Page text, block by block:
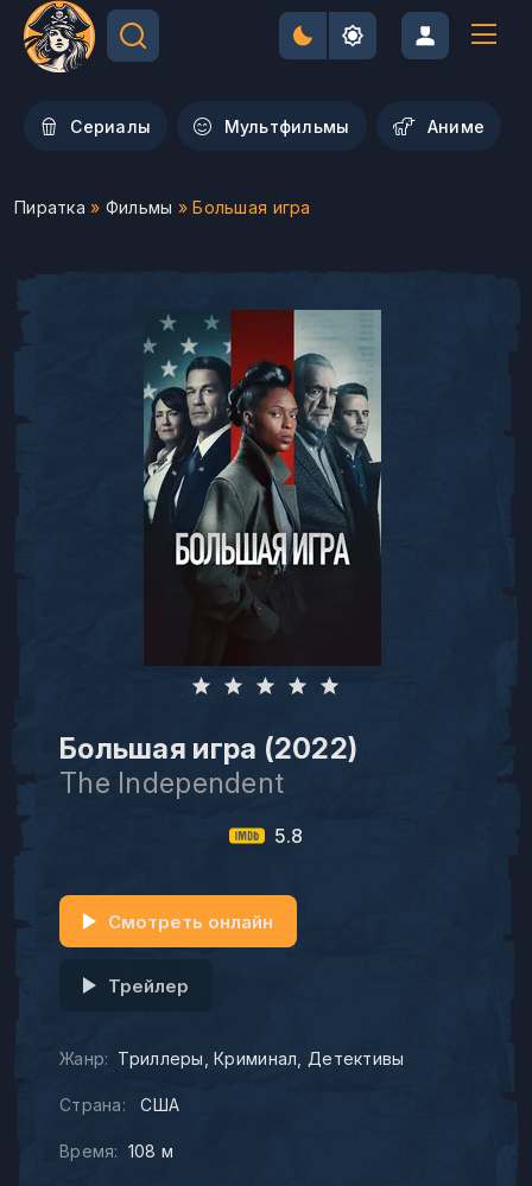
Сериалы Мультфильмы Aниме
Пиратка » Фильмы » Большая игра
Большая игра (2022)
The Independent
5.8
Жанр: Триллеры Криминал Детективы
Страна: США
Время: 108 м
Смотреть онлайн
Трейлер